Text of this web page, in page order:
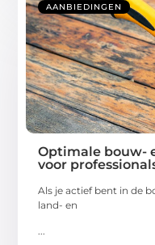
AANBIEDINGEN
Optimale bouw-
voor
Als je actief bent in de
land- en